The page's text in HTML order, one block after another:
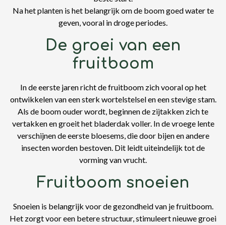
Na het planten is het belangrijk om de boom goed water te
geven, vooral in droge periodes.
De groei van een
fruitboom
In de eerste jaren richt de fruitboom zich vooral op het
ontwikkelen van een sterk wortelstelsel en een stevige stam.
Als de boom ouder wordt, beginnen de zijtakken zich te
vertakken en groeit het bladerdak voller. In de vroege lente
verschijnen de eerste bloesems, die door bijen en andere
insecten worden bestoven. Dit leidt uiteindelijk tot de
vorming van vrucht.
Fruitboom snoeien
Snoeien is belangrijk voor de gezondheid van je fruitboom.
Het zorgt voor een betere structuur, stimuleert nieuwe groei